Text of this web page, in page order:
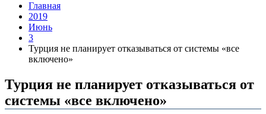
Главная
2019
Июнь
3
Турция не планирует отказываться от системы «все
включено»
Турция не планирует отказываться от
системы «все включено»